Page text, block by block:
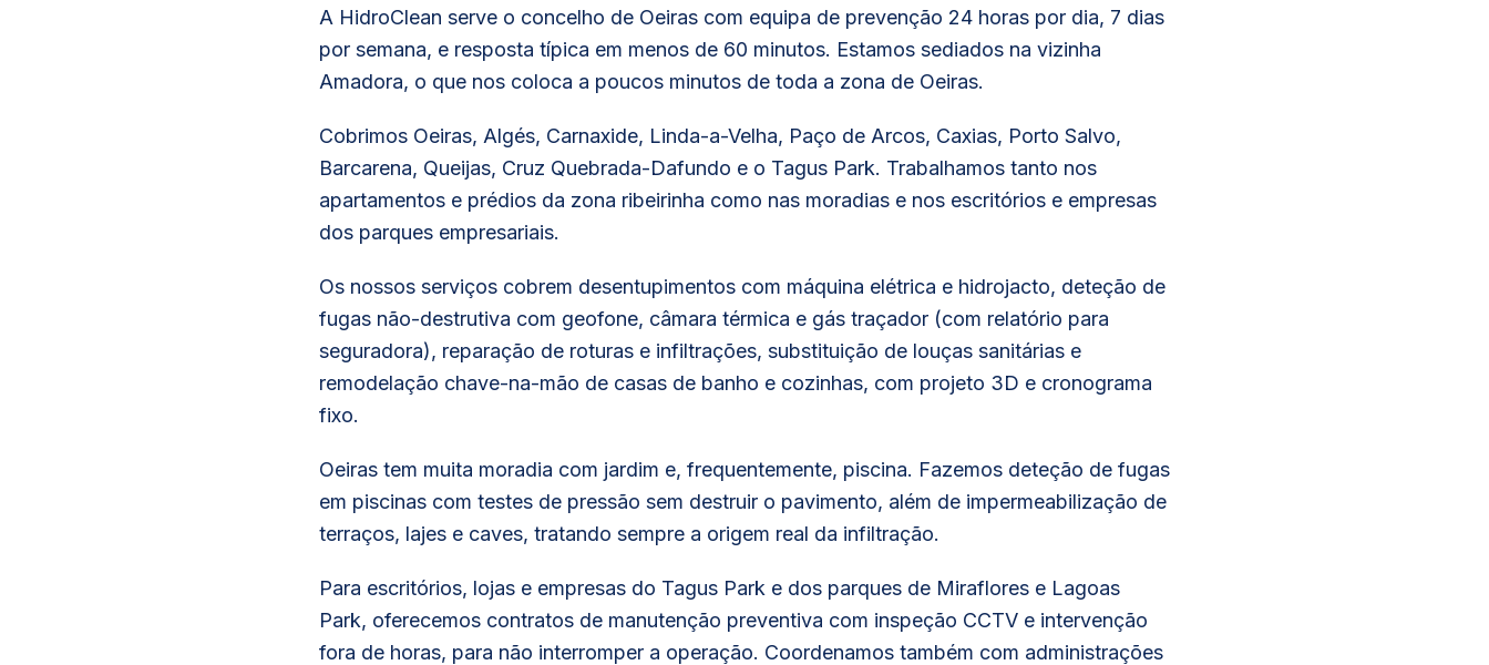
A HidroClean serve o concelho de Oeiras com equipa de prevenção 24 horas por dia, 7 dias
por semana, e resposta típica em menos de 60 minutos. Estamos sediados na vizinha
Amadora, o que nos coloca a poucos minutos de toda a zona de Oeiras.
Cobrimos Oeiras, Algés, Carnaxide, Linda-a-Velha, Paço de Arcos, Caxias, Porto Salvo,
Barcarena, Queijas, Cruz Quebrada-Dafundo e o Tagus Park. Trabalhamos tanto nos
apartamentos e prédios da zona ribeirinha como nas moradias e nos escritórios e empresas
dos parques empresariais.
Os nossos serviços cobrem desentupimentos com máquina elétrica e hidrojacto, deteção de
fugas não-destrutiva com geofone, câmara térmica e gás traçador (com relatório para
seguradora), reparação de roturas e infiltrações, substituição de louças sanitárias e
remodelação chave-na-mão de casas de banho e cozinhas, com projeto 3D e cronograma
fixo.
Oeiras tem muita moradia com jardim e, frequentemente, piscina. Fazemos deteção de fugas
em piscinas com testes de pressão sem destruir o pavimento, além de impermeabilização de
terraços, lajes e caves, tratando sempre a origem real da infiltração.
Para escritórios, lojas e empresas do Tagus Park e dos parques de Miraflores e Lagoas
Park, oferecemos contratos de manutenção preventiva com inspeção CCTV e intervenção
fora de horas, para não interromper a operação. Coordenamos também com administrações